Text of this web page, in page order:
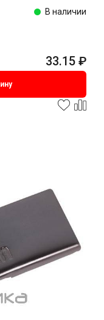
В наличии
33.15 ₽